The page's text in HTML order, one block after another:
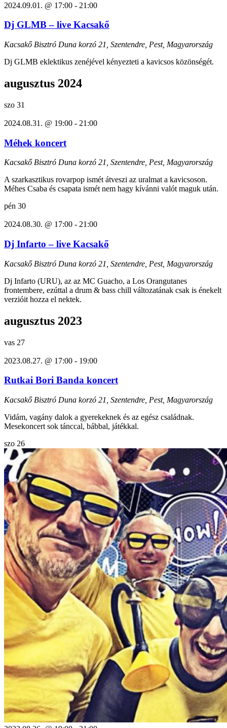
2024.09.01. @ 17:00 - 21:00
Dj GLMB – live Kacsakő
Kacsakő Bisztró Duna korzó 21, Szentendre, Pest, Magyarország
Dj GLMB eklektikus zenéjével kényezteti a kavicsos közönségét.
augusztus 2024
szo 31
2024.08.31. @ 19:00 - 21:00
Méhek koncert
Kacsakő Bisztró Duna korzó 21, Szentendre, Pest, Magyarország
A szarkasztikus rovarpop ismét átveszi az uralmat a kavicsoson.
Méhes Csaba és csapata ismét nem hagy kívánni valót maguk után.
pén 30
2024.08.30. @ 17:00 - 21:00
Dj Infarto – live Kacsakő
Kacsakő Bisztró Duna korzó 21, Szentendre, Pest, Magyarország
Dj Infarto (URU), az az MC Guacho, a Los Orangutanes
frontembere, ezúttal a drum & bass chill változatának csak is énekelt
verzióit hozza el nektek.
augusztus 2023
vas 27
2023.08.27. @ 17:00 - 19:00
Rutkai Bori Banda koncert
Kacsakő Bisztró Duna korzó 21, Szentendre, Pest, Magyarország
Vidám, vagány dalok a gyerekeknek és az egész családnak.
Mesekoncert sok tánccal, bábbal, játékkal.
szo 26